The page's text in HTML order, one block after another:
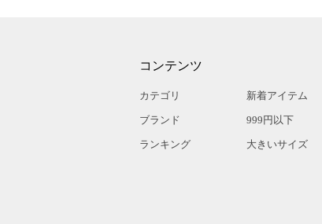
コンテンツ
カテゴリ
ブランド
ランキング
新着アイテム
999円以下
大きいサイズ